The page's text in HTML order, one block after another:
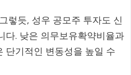
렇듯, 성우 공모주 투자도 신
다. 낮은 의무보유확약비율과
단기적인 변동성을 높일 수